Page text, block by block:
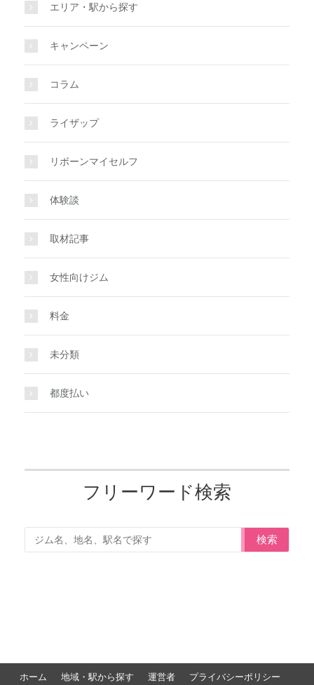
エリア・駅から探す
キャンペーン
コラム
ライザップ
リボーンマイセルフ
体験談
取材記事
女性向けジム
料金
未分類
都度払い
フリーワード検索
検索
ホーム 地域・駅から探す 運営者 プライバシーポリシー